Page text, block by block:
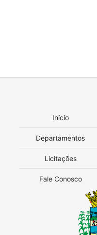
Início
Departamentos
Licitações
Fale Conosco